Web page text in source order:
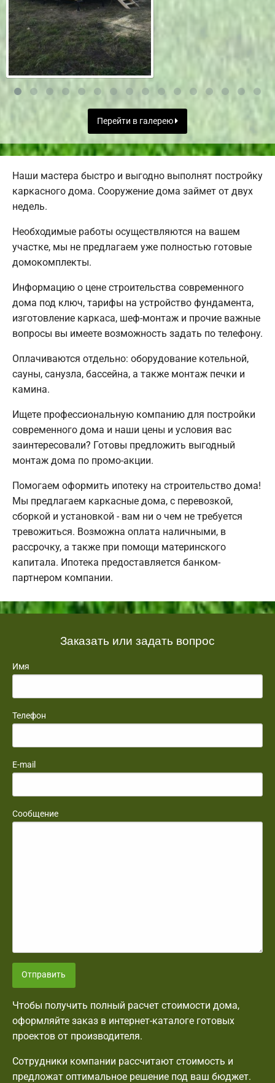
Перейти в галерею
Наши мастера быстро и выгодно выполнят постройку
каркасного дома. Сооружение дома займет от двух
недель.
Необходимые работы осуществляются на вашем
участке, мы не предлагаем уже полностью готовые
домокомплекты.
Информацию о цене строительства современного
дома под ключ, тарифы на устройство фундамента,
изготовление каркаса, шеф-монтаж и прочие важные
вопросы вы имеете возможность задать по телефону.
Оплачиваются отдельно: оборудование котельной,
сауны, санузла, бассейна, а также монтаж печки и
камина.
Ищете профессиональную компанию для постройки
современного дома и наши цены и условия вас
заинтересовали? Готовы предложить выгодный
монтаж дома по промо-акции.
Помогаем оформить ипотеку на строительство дома!
Мы предлагаем каркасные дома, с перевозкой,
сборкой и установкой - вам ни о чем не требуется
тревожиться. Возможна оплата наличными, в
рассрочку, а также при помощи материнского
капитала. Ипотека предоставляется банком-
партнером компании.
Заказать или задать вопрос
Имя
Телефон
E-mail
Сообщение
Отправить
Чтобы получить полный расчет стоимости дома,
оформляйте заказ в интернет-каталоге готовых
проектов от производителя.
Сотрудники компании рассчитают стоимость и
предложат оптимальное решение под ваш бюджет.